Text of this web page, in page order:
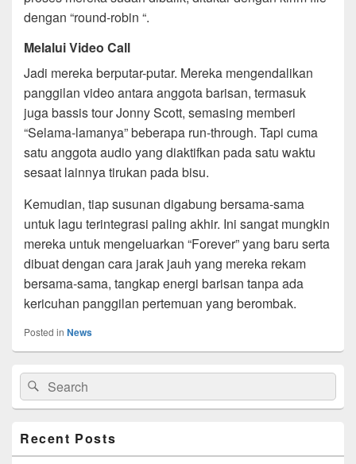
dengan “round-robin “.
Melalui Video Call
Jadi mereka berputar-putar. Mereka mengendalikan
panggilan video antara anggota barisan, termasuk
juga bassis tour Jonny Scott, semasing memberi
“Selama-lamanya” beberapa run-through. Tapi cuma
satu anggota audio yang diaktifkan pada satu waktu
sesaat lainnya tirukan pada bisu.
Kemudian, tiap susunan digabung bersama-sama
untuk lagu terintegrasi paling akhir. Ini sangat mungkin
mereka untuk mengeluarkan “Forever” yang baru serta
dibuat dengan cara jarak jauh yang mereka rekam
bersama-sama, tangkap energi barisan tanpa ada
kericuhan panggilan pertemuan yang berombak.
Posted in News
Primary
Sidebar
Widget
Area
Search
for:
Search
Recent Posts